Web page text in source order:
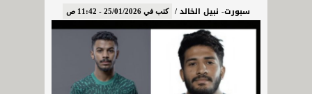
سبورت- نبيل الخالد / كتب في 25/01/2026 - 11:42 ص